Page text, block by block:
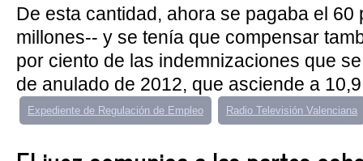
De esta cantidad, ahora se pagaba el 60
millones-- y se tenía que compensar
por ciento de las indemnizaciones que
de anulado de 2012, que asciende a
Expediente de Regulación de Empleo Radio Televisión Valenciana